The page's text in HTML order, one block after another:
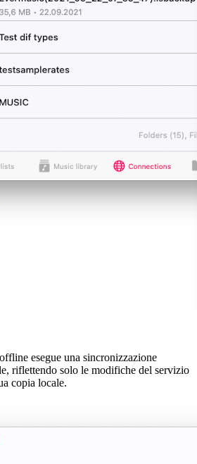
esegue una sincronizzazione
riflettendo solo le modifiche del servizio
copia locale.